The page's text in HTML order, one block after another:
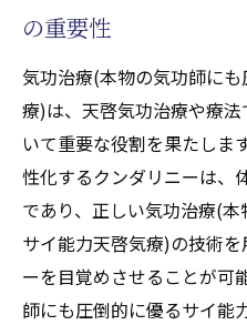
の重要性
気功治療(本物の気功師に
療)は、天啓気功治療や療
いて重要な役割を果たしま
性化するクンダリニーは、
であり、正しい気功治療(
サイ能力天啓気療)の技術
ーを目覚めさせることが可
師にも圧倒的に優るサイ能